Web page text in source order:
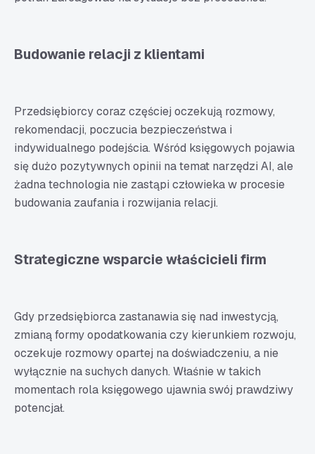
Budowanie relacji z klientami
Przedsiębiorcy coraz częściej oczekują rozmowy,
rekomendacji, poczucia bezpieczeństwa i
indywidualnego podejścia. Wśród księgowych pojawia
się dużo pozytywnych opinii na temat narzędzi AI, ale
żadna technologia nie zastąpi człowieka w procesie
budowania zaufania i rozwijania relacji.
Strategiczne wsparcie właścicieli firm
Gdy przedsiębiorca zastanawia się nad inwestycją,
zmianą formy opodatkowania czy kierunkiem rozwoju,
oczekuje rozmowy opartej na doświadczeniu, a nie
wyłącznie na suchych danych. Właśnie w takich
momentach rola księgowego ujawnia swój prawdziwy
potencjał.